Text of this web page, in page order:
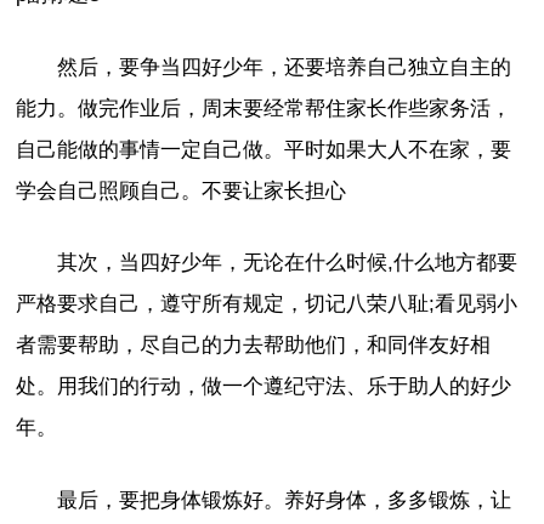
然后，要争当四好少年，还要培养自己独立自主的
能力。做完作业后，周末要经常帮住家长作些家务活，
自己能做的事情一定自己做。平时如果大人不在家，要
学会自己照顾自己。不要让家长担心
其次，当四好少年，无论在什么时候,什么地方都要
严格要求自己，遵守所有规定，切记八荣八耻;看见弱小
者需要帮助，尽自己的力去帮助他们，和同伴友好相
处。用我们的行动，做一个遵纪守法、乐于助人的好少
年。
最后，要把身体锻炼好。养好身体，多多锻炼，让